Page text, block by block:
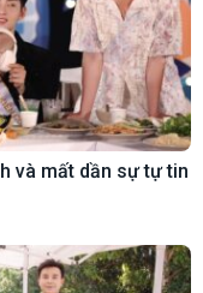
và mất dần sự tự tin